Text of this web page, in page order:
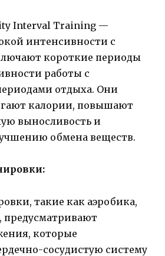
Interval Training —
интенсивности с
короткие периоды
работы с
отдыха. Они
калории, повышают
выносливость и
обмена веществ.
такие как аэробика,
предусматривают
которые
сосудистую систему